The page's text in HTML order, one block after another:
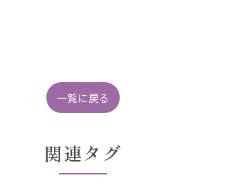
一覧に戻る
関連タグ